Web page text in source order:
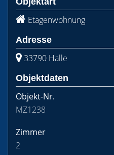
Etagenwohnung
Adresse
33790 Halle
Objektdaten
Objekt-Nr.
MZ1238
Zimmer
2